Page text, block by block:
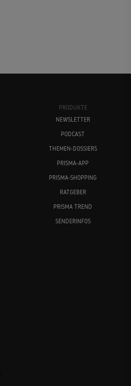
PRODUKTE
NEWSLETTER
PODCAST
THEMEN-DOSSIERS
PRISMA-APP
PRISMA-SHOPPING
RATGEBER
PRISMA TREND
SENDERINFOS